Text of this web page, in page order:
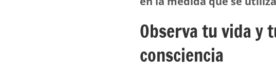
Observa tu vida y
consciencia